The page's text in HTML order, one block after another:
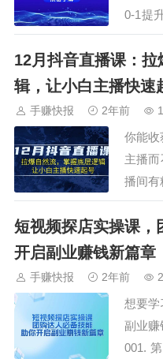
0-1提
融入
课
课
12月抖音直播课：
辑，让小白主播快速
手赚快报 2年前
你能收
主播
播间有
确认知
的话术
直播间
播掌
的运…
短视频探店实操课，
开启副业赚钱新篇章
手赚快报 2年前
想要学
副业赚
001.